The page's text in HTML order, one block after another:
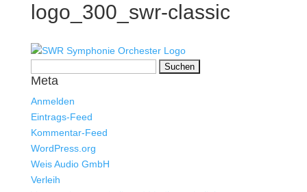
logo_300_swr-classic
nach:
Meta
Anmelden
Eintrags-Feed
Kommentar-Feed
WordPress.org
Weis Audio GmbH
Verleih